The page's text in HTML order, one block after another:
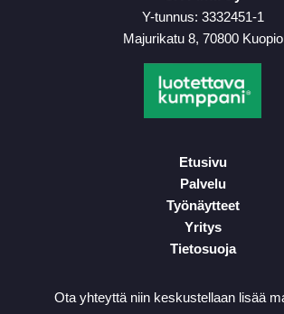
Y-tunnus: 3332451-1
Majurikatu 8, 70800 Kuopio
Etusivu
Palvelu
Työnäytteet
Yritys
Tietosuoja
Ota yhteyttä niin keskustellaan lisää